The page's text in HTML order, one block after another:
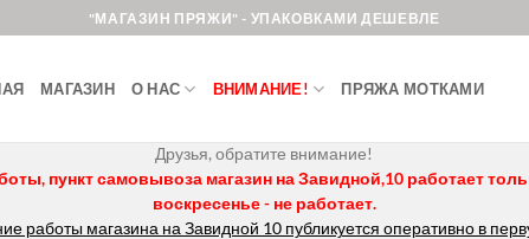
"МАГАЗИН ПРЯЖИ" - УПАКОВКАМИ ДЕШЕВЛЕ
МАГАЗИН О НАС ВНИМАНИЕ! ПРЯЖА МОТКАМИ
Друзья, обратите внимание!
пункт самовывоза магазин на Завидной,10 работает
воскресенье - не работает.
работы магазина на Завидной 10 публикуется оперативно в